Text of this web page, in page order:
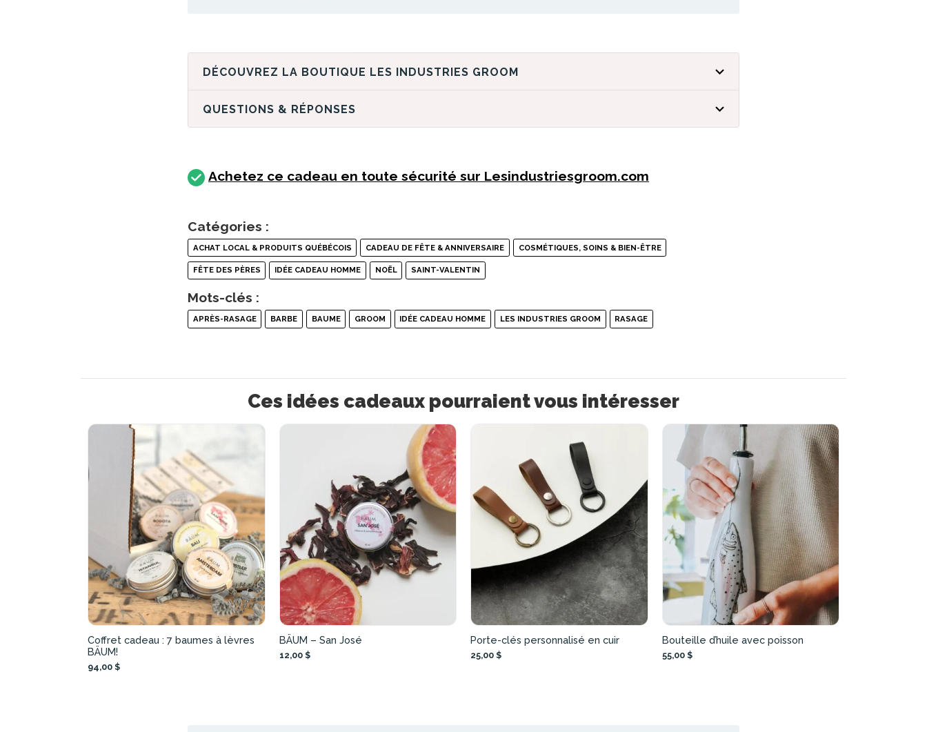
DÉCOUVREZ LA BOUTIQUE LES INDUSTRIES GROOM
QUESTIONS & RÉPONSES
Achetez ce cadeau en toute sécurité sur Lesindustriesgroom.com
Catégories :
ACHAT LOCAL & PRODUITS QUÉBÉCOIS CADEAU DE FÊTE & ANNIVERSAIRE COSMÉTIQUES, SOINS & BIEN-ÊTRE
FÊTE DES PÈRES IDÉE CADEAU HOMME NOËL SAINT-VALENTIN
Mots-clés :
APRÈS-RASAGE BARBE BAUME GROOM IDÉE CADEAU HOMME LES INDUSTRIES GROOM RASAGE
Ces idées cadeaux pourraient vous intéresser
Coffret cadeau : 7 baumes à lèvres
BÄUM!
94,00 $
BÄUM – San José
12,00 $
Porte-clés personnalisé en cuir
25,00 $
Bouteille d’huile avec poisson
55,00 $